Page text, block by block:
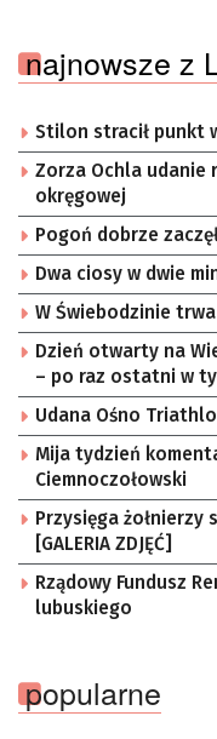
najnowsze z
Stilon stracił punkt
Zorza Ochla udanie
okręgowej
Pogoń dobrze
Dwa ciosy w dwie
W Świebodzinie
Dzień otwarty na
– po raz ostatni w
Udana Ośno
Mija tydzień
Ciemnoczołowski
Przysięga żołnierzy
[GALERIA ZDJĘĆ]
Rządowy Fundusz
lubuskiego
popularne